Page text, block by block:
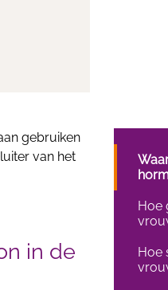
gebruiken
van het
in de
Hoe
Hoe